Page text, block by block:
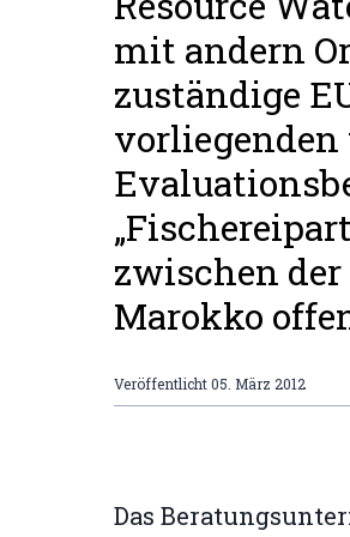
mit andern
zuständige
zwischen
Marokko
Veröffentlicht05. März 2012
Das